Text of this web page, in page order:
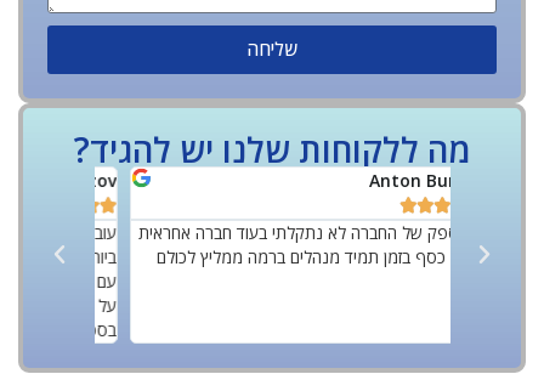
שליחה
מה ללקוחות שלנו יש להגיד?
לכולם
Yoff Rozov



עובד עם חברת ARAKS זמן רב שירות ברמה גבוה
ביותר מאבטחים מיומנים ומנומסים פוטרים כל נושא
עם אוכלוסייה בעיתית, עם אוכלוסייה מעורבת ממליץ
guys.